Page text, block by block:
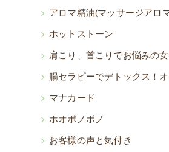
アロマ精油(マッサージアロ
ホットストーン
肩こり、首こりでお悩みの
腸セラピーでデトックス！
マナカード
ホオポノポノ
お客様の声と気付き